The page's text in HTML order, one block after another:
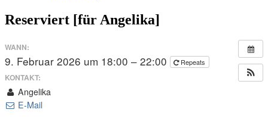
Reserviert [für Angelika]
WANN:
9. Februar 2026 um 18:00 – 22:00 Repeats
KONTAKT:
Angelika
E-Mail